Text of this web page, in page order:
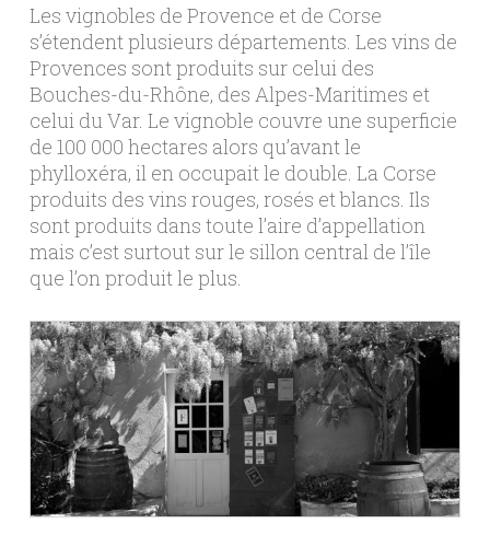
Les vignobles de Provence et de Corse
s’étendent plusieurs départements. Les vins de
Provences sont produits sur celui des
Bouches-du-Rhône, des Alpes-Maritimes et
celui du Var. Le vignoble couvre une superficie
de 100 000 hectares alors qu’avant le
phylloxéra, il en occupait le double. La Corse
produits des vins rouges, rosés et blancs. Ils
sont produits dans toute l’aire d’appellation
mais c’est surtout sur le sillon central de l’île
que l’on produit le plus.